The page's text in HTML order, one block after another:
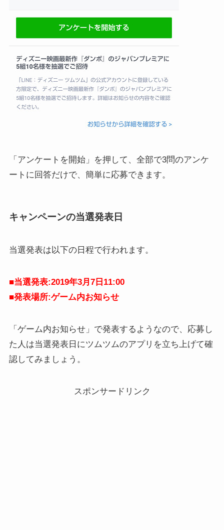
「アンケートを開始」を押して、全部で3問のアンケ
ートに回答だけで、簡単に応募できます。
キャンペーンの当選発表日
当選発表は以下の日程で行われます。
■当選発表:2019年3月7日11:00
■発表場所:ゲーム内お知らせ
「ゲーム内お知らせ」で発表するようなので、応募し
た人は当選発表日にツムツムのアプリを立ち上げて確
認してみましょう。
スポンサードリンク